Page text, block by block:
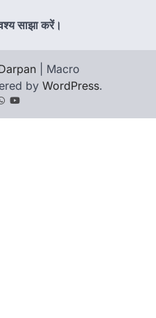
साझा करें।
| Macro
by WordPress.
Whatsapp
youtube